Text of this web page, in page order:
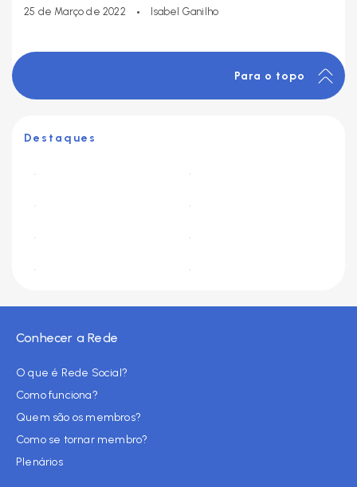
25 de Março de 2022 • Isabel Ganilho
Para o topo
Destaques
Conhecer a Rede
O que é Rede Social?
Como funciona?
Quem são os membros?
Como se tornar membro?
Plenários